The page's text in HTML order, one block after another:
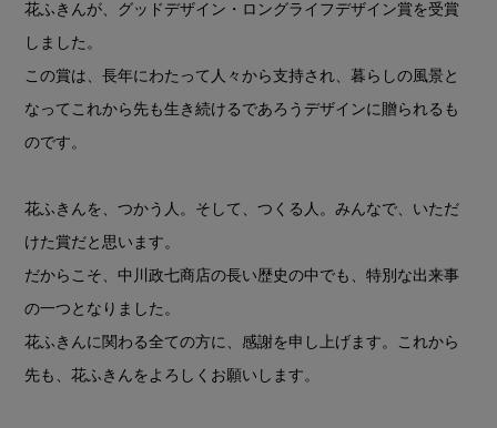
花ふきんが、 グッドデザイン・ロングライフデザイン賞を受賞
しました。
この賞は、長年にわたって人々から支持され、暮らしの風景と
なってこれから先も生き続けるであろう デザインに贈られるも
のです。
花ふきんを、つかう人。そして、つくる人。みんなで、いただ
けた賞だと思います。
だからこそ、中川政七商店の長い歴史の中でも、特別な出来事
の一つとなりました。
花ふきんに関わる全ての方に、感謝を申し上げます。
これから
先も、花ふきんをよろしくお願いします。